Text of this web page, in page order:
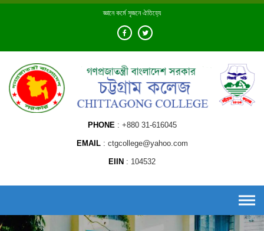
Skip
জ্ঞানে কর্মে সৃজনে ঐতিহ্যে
PHONE +880 31-616045
EMAIL ctgcollege@yahoo.com
EIIN 104532